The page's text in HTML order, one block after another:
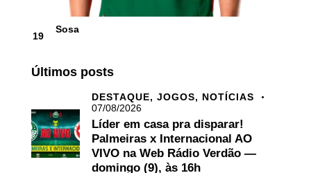
19
Sosa
Últimos posts
DESTAQUE, JOGOS, NOTÍCIAS
07/08/2026
Líder em casa pra disparar!
Palmeiras x Internacional AO
VIVO na Web Rádio Verdão —
domingo (9), às 16h